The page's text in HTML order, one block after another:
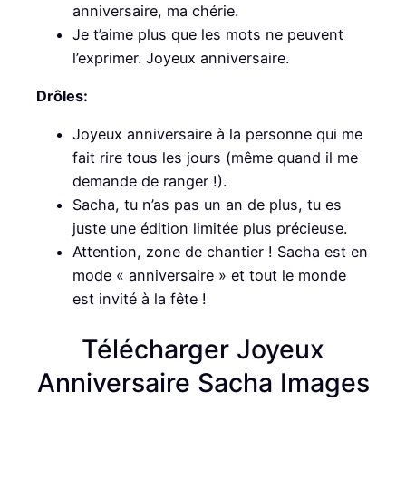
anniversaire, ma chérie.
Je t’aime plus que les mots ne peuvent
l’exprimer. Joyeux anniversaire.
Drôles:
Joyeux anniversaire à la personne qui me
fait rire tous les jours (même quand il me
demande de ranger !).
Sacha, tu n’as pas un an de plus, tu es
juste une édition limitée plus précieuse.
Attention, zone de chantier ! Sacha est en
mode « anniversaire » et tout le monde
est invité à la fête !
Télécharger Joyeux
Anniversaire Sacha Images